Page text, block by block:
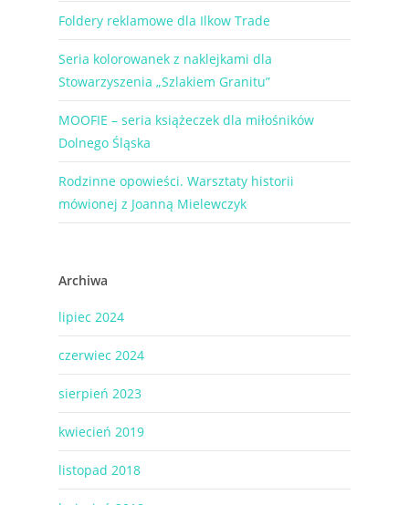
Foldery reklamowe dla Ilkow Trade
Seria kolorowanek z naklejkami dla
Stowarzyszenia „Szlakiem Granitu”
MOOFIE – seria książeczek dla miłośników
Dolnego Śląska
Rodzinne opowieści. Warsztaty historii
mówionej z Joanną Mielewczyk
Archiwa
lipiec 2024
czerwiec 2024
sierpień 2023
kwiecień 2019
listopad 2018